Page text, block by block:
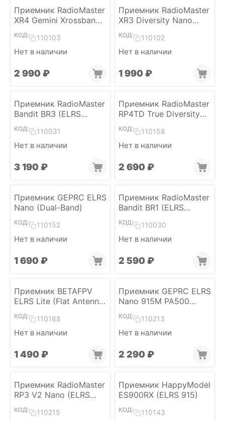
Приемник RadioMaster
XR4 Gemini Xrossband
(ELRS, Dual-Band)
КОД: 110103
Нет в наличии
2 990 ₽
Приемник RadioMaster
XR3 Diversity Nano
(ELRS, 2 x Dual-Band)
КОД: 110102
Нет в наличии
1 990 ₽
Приемник RadioMaster
Bandit BR3 (ELRS
915MHz)
КОД: 110031
Нет в наличии
3 190 ₽
Приемник RadioMaster
RP4TD True Diversity
(ELRS 2.4)
КОД: 110158
Нет в наличии
2 690 ₽
Приемник GEPRC ELRS
Nano (Dual-Band)
КОД: 110152
Нет в наличии
1 690 ₽
Приемник RadioMaster
Bandit BR1 (ELRS
915MHz)
КОД: 110030
Нет в наличии
2 590 ₽
Приемник BETAFPV
ELRS Lite (Flat Antenna
v1.2)
КОД: 110188
Нет в наличии
1 490 ₽
Приемник GEPRC ELRS
Nano 915M PA500
(ELRS 915)
КОД: 110213
Нет в наличии
2 290 ₽
Приемник RadioMaster
RP3 V2 Nano (ELRS
2.4)
КОД: 110215
Приемник HappyModel
ES900RX (ELRS 915)
КОД: 110143